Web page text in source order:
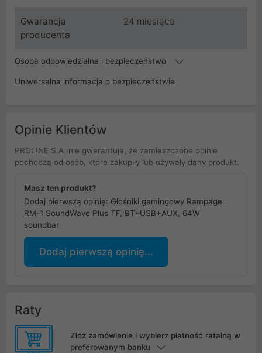
Gwarancja
producenta
24 miesiące
Osoba odpowiedzialna i bezpieczeństwo
Uniwersalna informacja o bezpieczeństwie
Opinie Klientów
PROLINE S.A. nie gwarantuje, że zamieszczone opinie
pochodzą od osób, które zakupiły lub używały dany produkt.
Masz ten produkt?
Dodaj pierwszą opinię: Głośniki gamingowy Rampage
RM-1 SoundWave Plus TF, BT+USB+AUX, 64W
soundbar
Dodaj pierwszą opinię...
Raty
Złóż zamówienie i wybierz płatność ratalną w
preferowanym banku